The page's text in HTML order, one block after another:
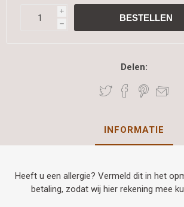
i
h
Delen:
INFORMATIE
Heeft u een allergie? Vermeld dit in het
betaling, zodat wij hier rekening mee